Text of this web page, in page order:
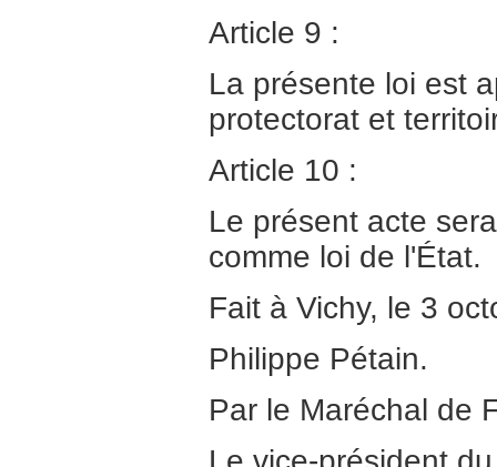
Article 9 :
La présente loi est
protectorat et
Article 10 :
Le présent acte
comme loi de l'État.
Fait à Vichy, le 3
Philippe Pétain.
Par le Maréchal de